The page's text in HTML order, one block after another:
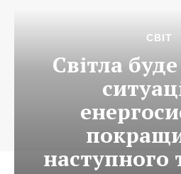
СВІТ
Світла